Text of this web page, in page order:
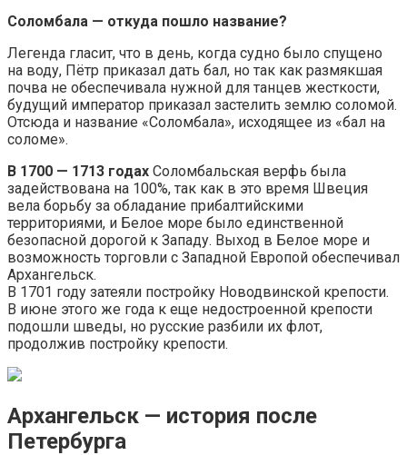
Соломбала — откуда пошло название?
Легенда гласит, что в день, когда судно было спущено
на воду, Пётр приказал дать бал, но так как размякшая
почва не обеспечивала нужной для танцев жесткости,
будущий император приказал застелить землю соломой.
Отсюда и название «Соломбала», исходящее из «бал на
соломе».
В 1700 — 1713 годах Соломбальская верфь была
задействована на 100%, так как в это время Швеция
вела борьбу за обладание прибалтийскими
территориями, и Белое море было единственной
безопасной дорогой к Западу. Выход в Белое море и
возможность торговли с Западной Европой обеспечивал
Архангельск.
В 1701 году затеяли постройку Новодвинской крепости.
В июне этого же года к еще недостроенной крепости
подошли шведы, но русские разбили их флот,
продолжив постройку крепости.
Архангельск — история после
Петербурга